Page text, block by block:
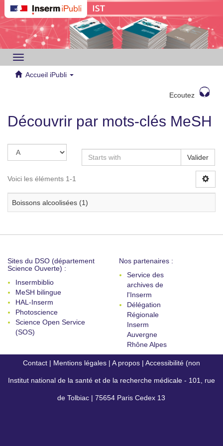
Toggle
navigation
Accueil iPubli
Ecoutez
Découvrir par mots-clés MeSH
Valider
Voici les éléments 1-1
Boissons alcoolisées (1)
Sites du DSO (département
Science Ouverte) :
Insermbiblio
MeSH bilingue
HAL-Inserm
Photoscience
Science Open Service
(SOS)
Nos partenaires :
Service des
archives de
l'Inserm
Délégation
Régionale
Inserm
Auvergne
Rhône Alpes
Contact | Mentions légales | A propos | Accessibilité (non
conforme)
Institut national de la santé et de la recherche médicale - 101, rue
de Tolbiac | 75654 Paris Cedex 13